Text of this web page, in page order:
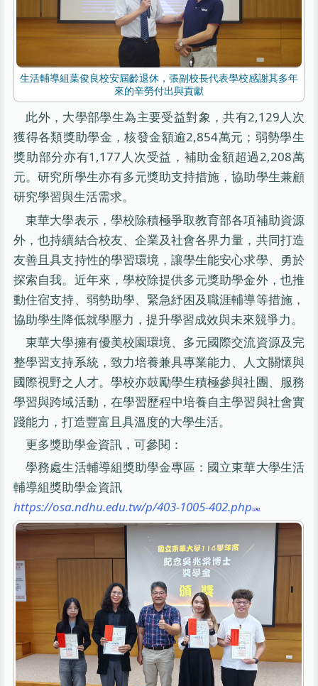
生活輔導組葉俊良校安屆齡退休，張副校長代表學校感謝其多年
來的辛勞付出與貢獻
此外，大學部學生為主要受益對象，共有2,129人次
獲得各類獎助學金，核發金額逾2,854萬元；弱勢學生
獎助部分亦有1,177人次受益，補助金額超過2,208萬
元。研究所學生亦有多元獎助支持措施，協助學生兼顧
研究學習與生活需求。
東華大學表示，學校除積極爭取教育部各項補助資源
外，也持續結合校友、企業及社會各界力量，共同打造
友善且具支持性的學習環境，讓學生能安心求學、勇於
探索自我。近年來，學校除提供多元獎助學金外，也推
動住宿支持、弱勢助學、緊急紓困及職涯輔導等措施，
協助學生降低就學壓力，提升學習成效與未來競爭力。
東華大學擁有優美校園環境、多元國際交流資源及完
整學習支持系統，致力培養兼具專業能力、人文關懷與
國際視野之人才。學校亦鼓勵學生積極參與社團、服務
學習與跨域活動，在學習歷程中培養自主學習與社會實
踐能力，打造豐富且具溫度的大學生活。
更多獎助學金資訊，可參閱：
學務處生活輔導組獎助學金專區：國立東華大學生活
輔導組獎助學金資訊
https://osa.ndhu.edu.tw/p/403-1005-402.php